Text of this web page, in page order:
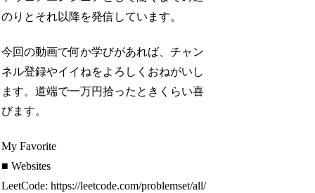
のりとそれ以降を発信しています。
今回の動画で何か学びがあれば、チャン
ネル登録やイイねをよろしくおねがいし
ます。道端で一万円拾ったときくらい喜
びます。
My Favorite
■ Websites
LeetCode: https://leetcode.com/problemset/all/